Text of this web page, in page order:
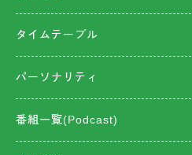
タイムテーブル
パーソナリティ
番組一覧(Podcast)